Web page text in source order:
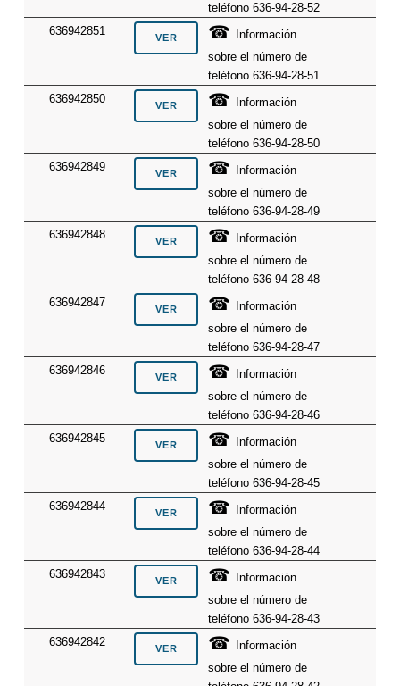
teléfono 636-94-28-52
636942851
☎
Información
sobre el número de
teléfono 636-94-28-51
636942850
☎
Información
sobre el número de
teléfono 636-94-28-50
636942849
☎
Información
sobre el número de
teléfono 636-94-28-49
636942848
☎
Información
sobre el número de
teléfono 636-94-28-48
636942847
☎
Información
sobre el número de
teléfono 636-94-28-47
636942846
☎
Información
sobre el número de
teléfono 636-94-28-46
636942845
☎
Información
sobre el número de
teléfono 636-94-28-45
636942844
☎
Información
sobre el número de
teléfono 636-94-28-44
636942843
☎
Información
sobre el número de
teléfono 636-94-28-43
636942842
☎
Información
sobre el número de